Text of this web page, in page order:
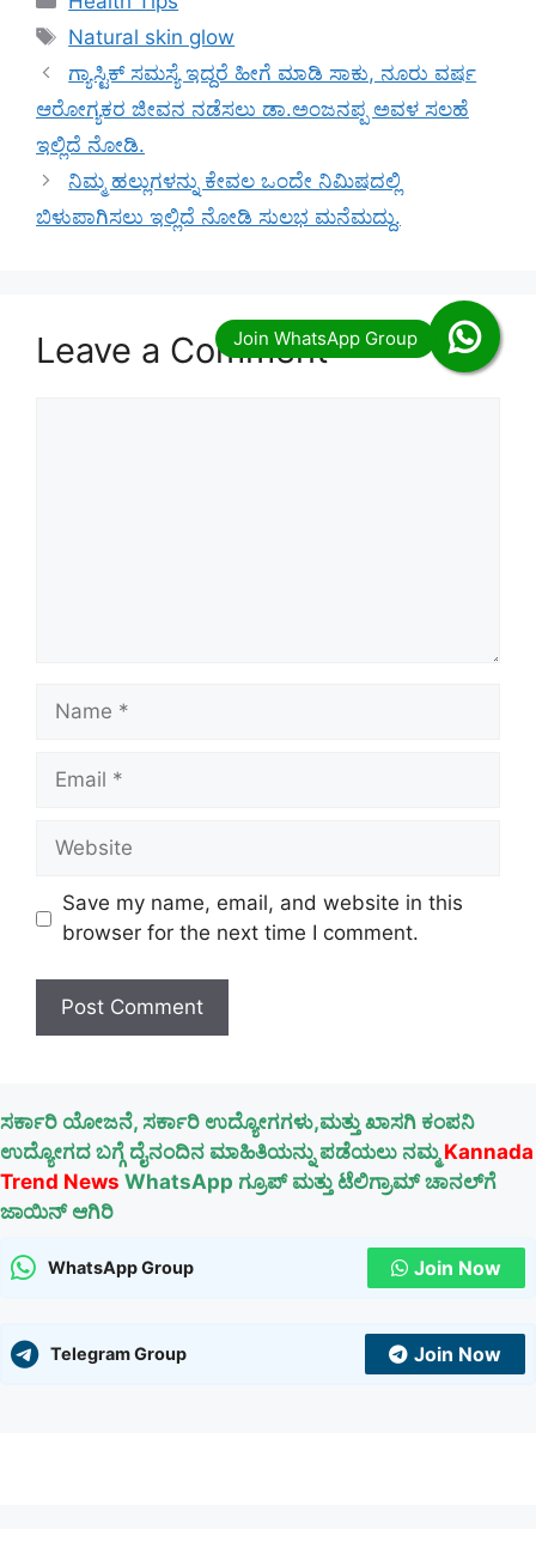
Tags
Natural skin glow
ಗ್ಯಾಸ್ಟಿಕ್ ಸಮಸ್ಯೆ ಇದ್ದರೆ ಹೀಗೆ ಮಾಡಿ ಸಾಕು, ನೂರು ವರ್ಷ
ಆರೋಗ್ಯಕರ ಜೀವನ ನಡೆಸಲು ಡಾ.ಅಂಜನಪ್ಪ ಅವಳ ಸಲಹೆ
ಇಲ್ಲಿದೆ ನೋಡಿ.
ನಿಮ್ಮ ಹಲ್ಲುಗಳನ್ನು ಕೇವಲ ಒಂದೇ ನಿಮಿಷದಲ್ಲಿ
ಬಿಳುಪಾಗಿಸಲು ಇಲ್ಲಿದೆ ನೋಡಿ ಸುಲಭ ಮನೆಮದ್ದು.
Leave a Comment
Name
Email
Website
Save my name, email, and website in this
browser for the next time I comment.
ಸರ್ಕಾರಿ ಯೋಜನೆ, ಸರ್ಕಾರಿ ಉದ್ಯೋಗಗಳು,ಮತ್ತು ಖಾಸಗಿ ಕಂಪನಿ
ಉದ್ಯೋಗದ ಬಗ್ಗೆ ದೈನಂದಿನ ಮಾಹಿತಿಯನ್ನು ಪಡೆಯಲು ನಮ್ಮ Kannada
Trend News WhatsApp ಗ್ರೂಪ್ ಮತ್ತು ಟೆಲಿಗ್ರಾಮ್ ಚಾನಲ್‌ಗೆ
ಜಾಯಿನ್ ಆಗಿರಿ
WhatsApp Group Join Now
Telegram Group Join Now